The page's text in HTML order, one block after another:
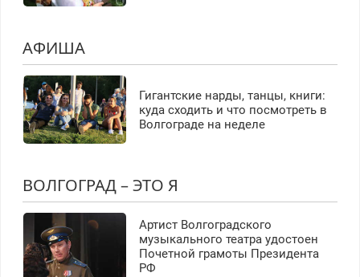
АФИША
Гигантские нарды, танцы, книги:
куда сходить и что посмотреть в
Волгограде на неделе
ВОЛГОГРАД – ЭТО Я
Артист Волгоградского
музыкального театра удостоен
Почетной грамоты Президента
РФ